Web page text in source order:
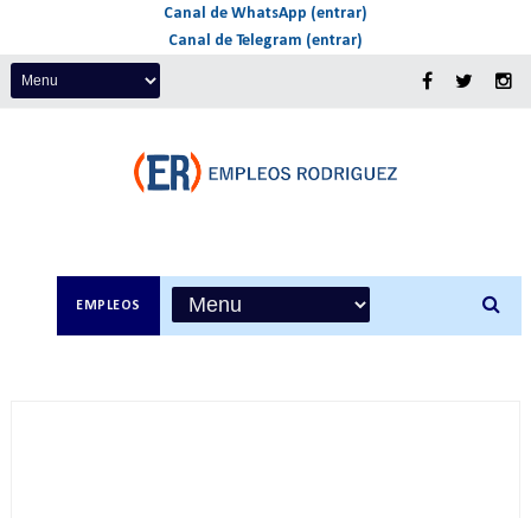
Canal de WhatsApp (entrar)
Canal de Telegram (entrar)
EMPLEOS